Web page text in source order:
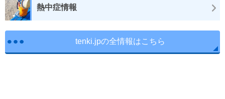
熱中症情報
tenki.jpの全情報はこちら